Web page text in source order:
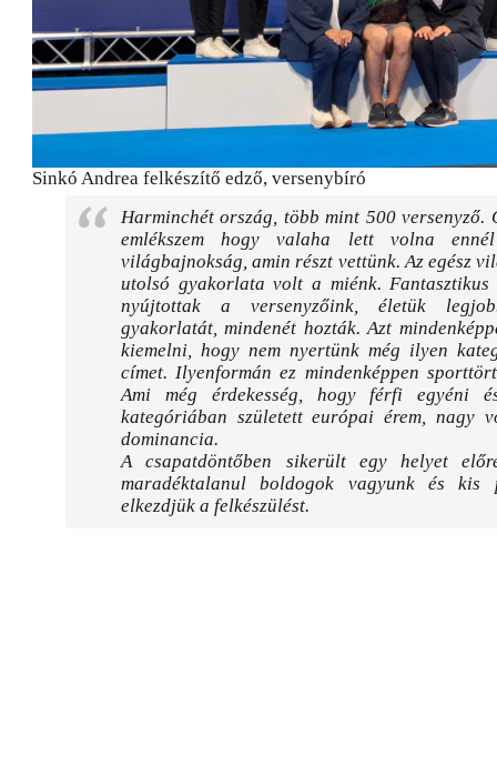
Sinkó Andrea felkészítő edző, versenybíró
Harminchét ország, több mint 500 versenyző.
emlékszem hogy valaha lett volna ennél
világbajnokság, amin részt vettünk. Az egész
utolsó gyakorlata volt a miénk. Fantasztikus
nyújtottak a versenyzőink, életük
gyakorlatát, mindenét hozták. Azt
kiemelni, hogy nem nyertünk még ilyen
címet. Ilyenformán ez mindenképpen
Ami még érdekesség, hogy férfi egyéni
kategóriában született európai érem, nagy
dominancia.
A csapatdöntőben sikerült egy helyet
maradéktalanul boldogok vagyunk és kis
elkezdjük a felkészülést.